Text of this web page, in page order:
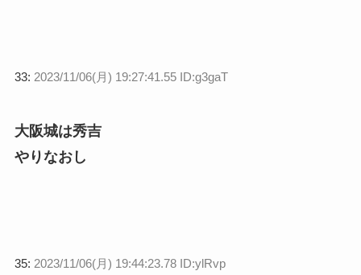
33: 2023/11/06(月) 19:27:41.55 ID:g3gaT
大阪城は秀吉
やりなおし
35: 2023/11/06(月) 19:44:23.78 ID:ylRvp